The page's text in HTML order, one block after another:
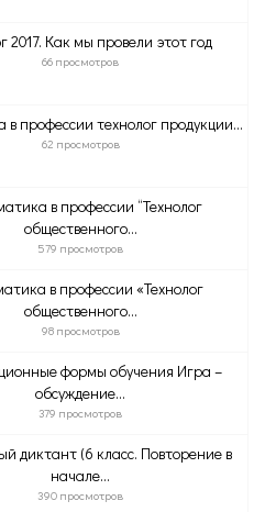
2017. Как мы провели этот год
66 просмотров
профессии технолог продукции...
62 просмотров
в профессии “Технолог
общественного...
579 просмотров
в профессии «Технолог
общественного...
98 просмотров
формы обучения Игра –
обсуждение...
379 просмотров
диктант (6 класс. Повторение в
начале...
390 просмотров